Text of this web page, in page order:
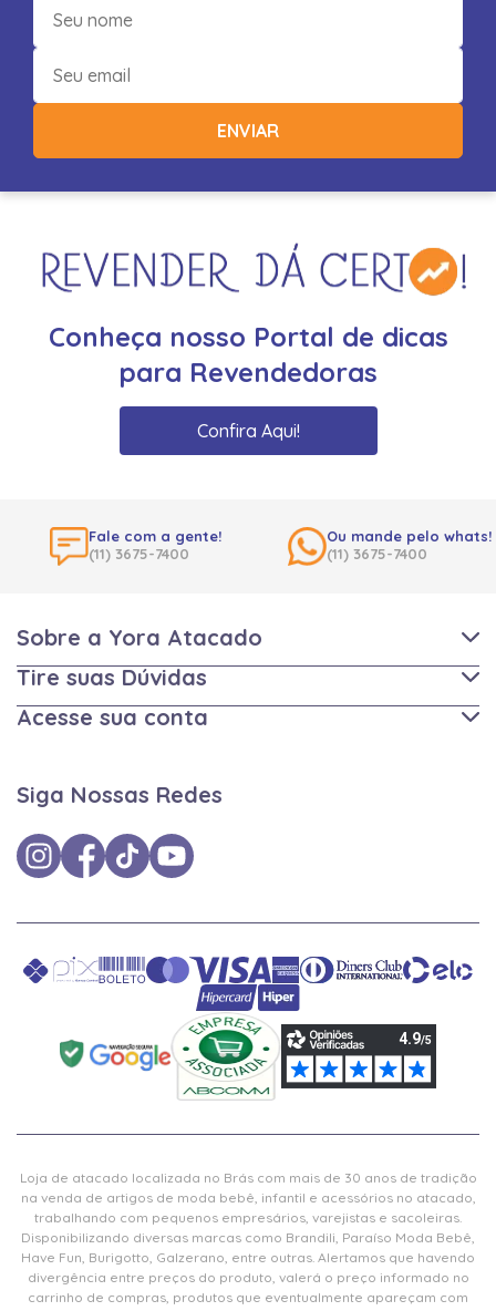
ENVIAR
Conheça nosso Portal de dicas
para Revendedoras
Confira Aqui!
Fale com a gente!
(11) 3675-7400
Ou mande pelo whats!
(11) 3675-7400
Sobre a Yora Atacado
Tire suas Dúvidas
Acesse sua conta
Siga Nossas Redes
Loja de atacado localizada no Brás com mais de 30 anos de tradição
na venda de artigos de moda bebê, infantil e acessórios no atacado,
trabalhando com pequenos empresários, varejistas e sacoleiras.
Disponibilizando diversas marcas como Brandili, Paraíso Moda Bebê,
Have Fun, Burigotto, Galzerano, entre outras. Alertamos que havendo
divergência entre preços do produto, valerá o preço informado no
carrinho de compras, produtos que eventualmente apareçam com